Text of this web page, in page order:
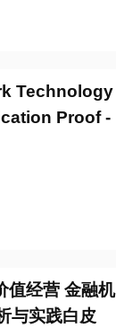
Technology
Proof -
值经营 金融机
与实践白皮